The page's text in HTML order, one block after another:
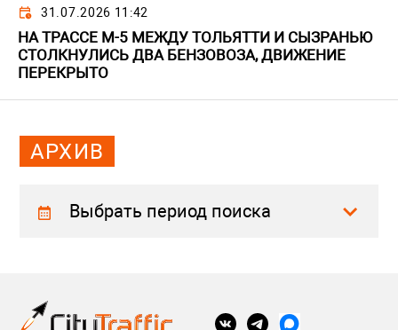
31.07.2026 11:42
НА ТРАССЕ М-5 МЕЖДУ ТОЛЬЯТТИ И СЫЗРАНЬЮ
СТОЛКНУЛИСЬ ДВА БЕНЗОВОЗА, ДВИЖЕНИЕ
ПЕРЕКРЫТО
АРХИВ
Выбрать период поиска